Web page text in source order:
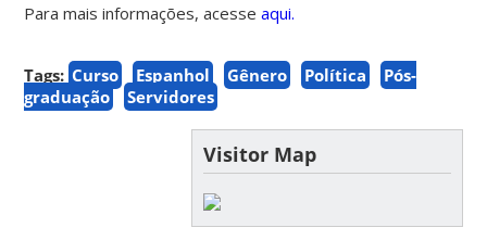
Para mais informações, acesseaqui.
Tags: Curso Espanhol Gênero Política
Pós-
graduação
Servidores
Visitor Map